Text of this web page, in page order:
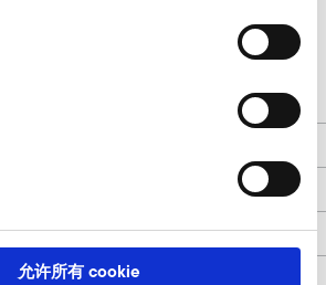
允许所有 cookie
4,0 80 Hz
79